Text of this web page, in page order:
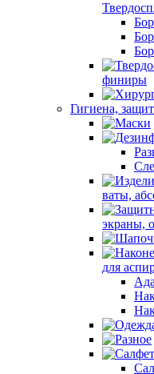
финиры
Гигиена,
ваты,
экраны,
для